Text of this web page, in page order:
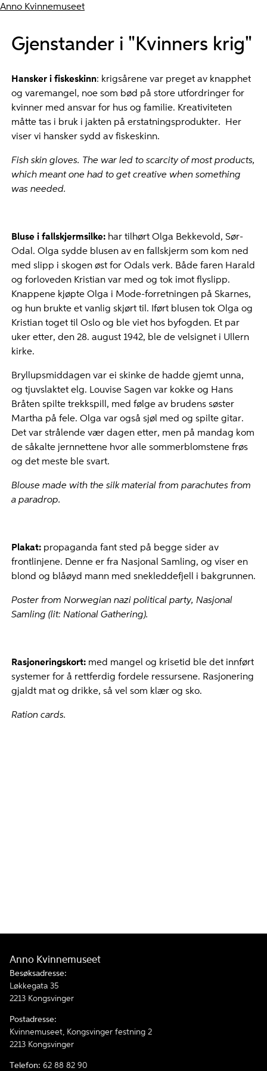
Anno Kvinnemuseet
Gjenstander i "Kvinners krig"
Hansker i fiskeskinn: krigsårene var preget av knapphet
og varemangel, noe som bød på store utfordringer for
kvinner med ansvar for hus og familie. Kreativiteten
måtte tas i bruk i jakten på erstatningsprodukter. Her
viser vi hansker sydd av fiskeskinn.
Fish skin gloves. The war led to scarcity of most products,
which meant one had to get creative when something
was needed.
Bluse i fallskjermsilke:har tilhørt Olga Bekkevold, Sør-
Odal. Olga sydde blusen av en fallskjerm som kom ned
med slipp i skogen øst for Odals verk. Både faren Harald
og forloveden Kristian var med og tok imot flyslipp.
Knappene kjøpte Olga i Mode-forretningen på Skarnes,
og hun brukte et vanlig skjørt til. Iført blusen tok Olga og
Kristian toget til Oslo og ble viet hos byfogden. Et par
uker etter, den 28. august 1942, ble de velsignet i Ullern
kirke.
Bryllupsmiddagen var ei skinke de hadde gjemt unna,
og tjuvslaktet elg. Louvise Sagen var kokke og Hans
Bråten spilte trekkspill, med følge av brudens søster
Martha på fele. Olga var også sjøl med og spilte gitar.
Det var strålende vær dagen etter, men på mandag kom
de såkalte jernnettene hvor alle sommerblomstene frøs
og det meste ble svart.
Blouse made with the silk material from parachutes from
a paradrop.
Plakat: propaganda fant sted på begge sider av
frontlinjene. Denne er fra Nasjonal Samling, og viser en
blond og blåøyd mann med snekleddefjell i bakgrunnen.
Poster from Norwegian nazi political party, Nasjonal
Samling (lit: National Gathering).
Rasjoneringskort:med mangel og krisetid ble det innført
systemer for å rettferdig fordele ressursene. Rasjonering
gjaldt mat og drikke, så vel som klær og sko.
Ration cards.
Anno Kvinnemuseet
Besøksadresse:
Løkkegata 35
2213 Kongsvinger
Postadresse:
Kvinnemuseet, Kongsvinger festning 2
2213 Kongsvinger
Telefon: 62 88 82 90